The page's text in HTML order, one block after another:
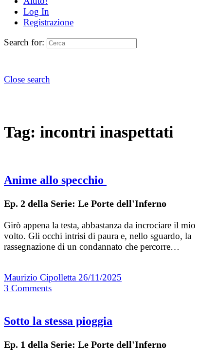
Log In
Registrazione
Search for:
Close search
Tag: incontri inaspettati
Anime allo specchio
Ep. 2 della Serie: Le Porte dell'Inferno
Girò appena la testa, abbastanza da incrociare il mio
volto. Gli occhi intrisi di paura e, nello sguardo, la
rassegnazione di un condannato che percorre…
Maurizio Cipolletta 26/11/2025
3 Comments
Sotto la stessa pioggia
Ep. 1 della Serie: Le Porte dell'Inferno